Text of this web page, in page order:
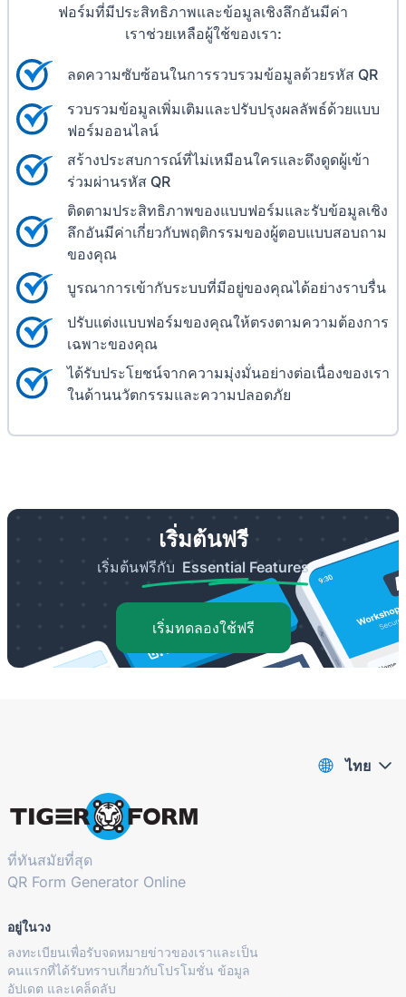
ฟอร์มที่มีประสิทธิภาพและข้อมูลเชิงลึกอันมีค่า
เราช่วยเหลือผู้ใช้ของเรา:
ลดความซับซ้อนในการรวบรวมข้อมูลด้วยรหัส QR
รวบรวมข้อมูลเพิ่มเติมและปรับปรุงผลลัพธ์ด้วยแบบ
ฟอร์มออนไลน์
สร้างประสบการณ์ที่ไม่เหมือนใครและดึงดูดผู้เข้า
ร่วมผ่านรหัส QR
ติดตามประสิทธิภาพของแบบฟอร์มและรับข้อมูลเชิง
ลึกอันมีค่าเกี่ยวกับพฤติกรรมของผู้ตอบแบบสอบถาม
ของคุณ
บูรณาการเข้ากับระบบที่มีอยู่ของคุณได้อย่างราบรื่น
ปรับแต่งแบบฟอร์มของคุณให้ตรงตามความต้องการ
เฉพาะของคุณ
ได้รับประโยชน์จากความมุ่งมั่นอย่างต่อเนื่องของเรา
ในด้านนวัตกรรมและความปลอดภัย
เริ่มต้นฟรี
เริ่มต้นฟรีกับ Essential Features
เริ่มทดลองใช้ฟรี
ที่ทันสมัยที่สุด
QR Form Generator Online
อยู่ในวง
ลงทะเบียนเพื่อรับจดหมายข่าวของเราและเป็น
คนแรกที่ได้รับทราบเกี่ยวกับโปรโมชั่น ข้อมูล
อัปเดต และเคล็ดลับ
ไทย